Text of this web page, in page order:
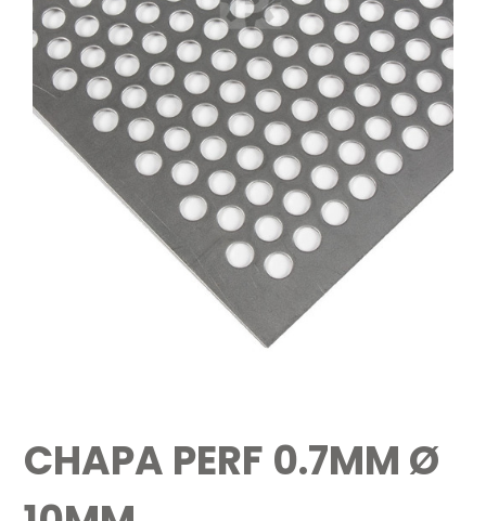
CHAPA PERF 0.7MM Ø